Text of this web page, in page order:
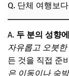
Q. 단체 여행보
A. 두 분의 성향
자유롭고 오붓
든 것을 직접 준
은 이동이나 숙